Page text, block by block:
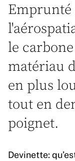
Emprunté
le
matériau
en plus
tout en
poignet.
Devinette: